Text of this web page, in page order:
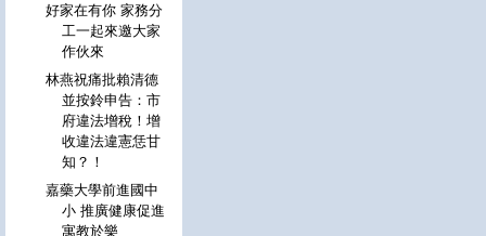
好家在有你 家務分
工一起來邀大家
作伙來
林燕祝痛批賴清德
並按鈴申告：市
府違法增稅！增
收違法違憲恁甘
知？！
嘉藥大學前進國中
小 推廣健康促進
寓教於樂